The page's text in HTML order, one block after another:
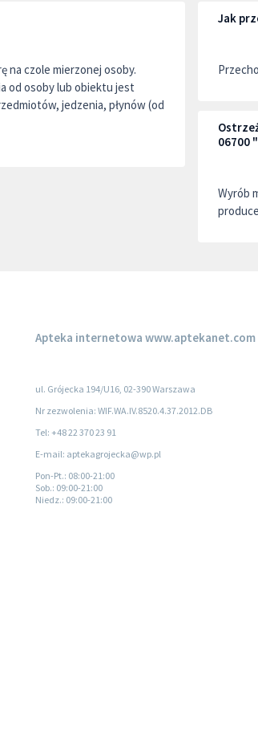
czole mierzonej osoby.
od osoby lub obiektu jest
jedzenia, płynów (od
Jak
06700
Wyrób
Apteka internetowa www.aptekanet.com
ul. Grójecka 194/U16, 02-390 Warszawa
Nr zezwolenia: WIF.WA.IV.8520.4.37.2012.DB
Tel: +48 22 370 23 91
E-mail: aptekagrojecka@wp.pl
Pon-Pt.: 08:00-21:00
Sob.: 09:00-21:00
Niedz.: 09:00-21:00